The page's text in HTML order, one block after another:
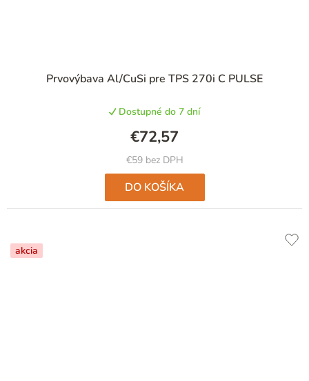
Prvovýbava Al/CuSi pre TPS 270i C PULSE
Dostupné do 7 dní
€59 bez DPH
€72,57
DO KOŠÍKA
akcia